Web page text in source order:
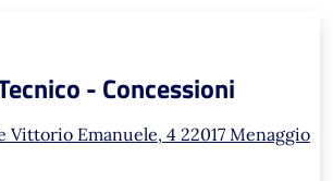
- Concessioni
Vittorio Emanuele, 4 22017 Menaggio